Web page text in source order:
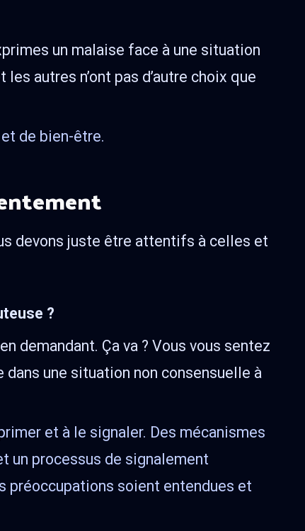
un malaise face à une situation
autres n’ont pas d’autre choix que
de bien-être.
devons juste être attentifs à celles et
?
demandant. Ça va ? Vous vous sentez
dans une situation non consensuelle à
et à le signaler. Des mécanismes
un processus de signalement
préoccupations soient entendues et